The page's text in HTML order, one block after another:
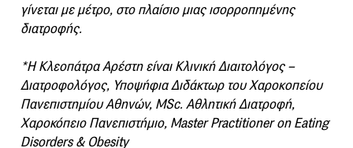
γίνεται με μέτρο, στο πλαίσιο μιας ισορροπημένης
διατροφής.
*Η Κλεοπάτρα Αρέστη είναι Κλινική Διαιτολόγος –
Διατροφολόγος, Υποψήφια Διδάκτωρ του Χαροκοπείου
Πανεπιστημίου Αθηνών, MSc. Αθλητική Διατροφή,
Χαροκόπειο Πανεπιστήμιο, Master Practitioner on Eating
Disorders & Obesity